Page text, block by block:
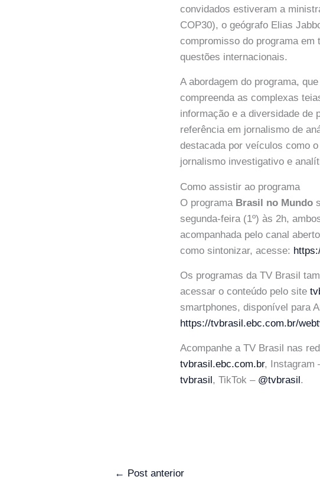
convidados estiveram a
COP30), o geógrafo Elias
compromisso do programa
questões internacionais.
A abordagem do programa,
compreenda as complexas
informação e a diversidade de
referência em jornalismo de
destacada por veículos como
jornalismo investigativo e
Como assistir ao programa
O programa Brasil no Mundo
segunda-feira (1º) às 2h,
acompanhada pelo canal
como sintonizar, acesse:
Os programas da TV Brasil
acessar o conteúdo pelo site
smartphones, disponível para
https://tvbrasil.ebc.com.br/
Acompanhe a TV Brasil nas
tvbrasil.ebc.com.br, Instagram
tvbrasil , TikTok – @tvbrasil .
← Post anterior